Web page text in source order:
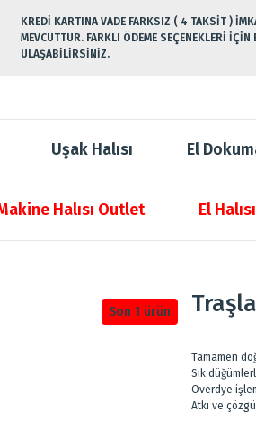
KREDİ KARTINA VADE FARKSIZ ( 4 TAKSİT )
MEVCUTTUR. FARKLI ÖDEME SEÇENEKLERİ İÇİN
ULAŞABİLİRSİNİZ.
Uşak Halısı El
Halısı Outlet El
Son 1 ürün
Tamamen
Sık
Overdye
Atkı ve